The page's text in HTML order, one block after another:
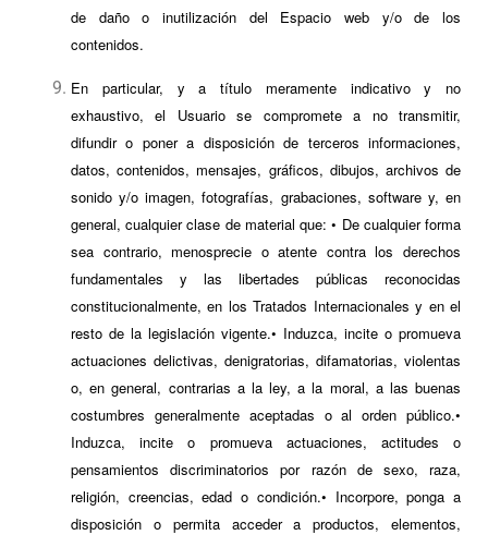
de daño o inutilización del Espacio web y/o de los
contenidos.
En particular, y a título meramente indicativo y no
exhaustivo, el Usuario se compromete a no transmitir,
difundir o poner a disposición de terceros informaciones,
datos, contenidos, mensajes, gráficos, dibujos, archivos de
sonido y/o imagen, fotografías, grabaciones, software y, en
general, cualquier clase de material que: • De cualquier forma
sea contrario, menosprecie o atente contra los derechos
fundamentales y las libertades públicas reconocidas
constitucionalmente, en los Tratados Internacionales y en el
resto de la legislación vigente.• Induzca, incite o promueva
actuaciones delictivas, denigratorias, difamatorias, violentas
o, en general, contrarias a la ley, a la moral, a las buenas
costumbres generalmente aceptadas o al orden público.•
Induzca, incite o promueva actuaciones, actitudes o
pensamientos discriminatorios por razón de sexo, raza,
religión, creencias, edad o condición.• Incorpore, ponga a
disposición o permita acceder a productos, elementos,